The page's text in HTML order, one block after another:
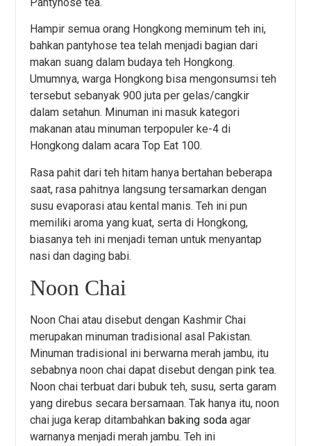
Hampir semua orang Hongkong meminum teh ini,
bahkan pantyhose tea telah menjadi bagian dari
makan suang dalam budaya teh Hongkong.
Umumnya, warga Hongkong bisa mengonsumsi teh
tersebut sebanyak 900 juta per gelas/cangkir
dalam setahun. Minuman ini masuk kategori
makanan atau minuman terpopuler ke-4 di
Hongkong dalam acara Top Eat 100.
Rasa pahit dari teh hitam hanya bertahan beberapa
saat, rasa pahitnya langsung tersamarkan dengan
susu evaporasi atau kental manis. Teh ini pun
memiliki aroma yang kuat, serta di Hongkong,
biasanya teh ini menjadi teman untuk menyantap
nasi dan daging babi.
Noon Chai
Noon Chai atau disebut dengan Kashmir Chai
merupakan minuman tradisional asal Pakistan.
Minuman tradisional ini berwarna merah jambu, itu
sebabnya noon chai dapat disebut dengan pink tea.
Noon chai terbuat dari bubuk teh, susu, serta garam
yang direbus secara bersamaan. Tak hanya itu, noon
chai juga kerap ditambahkan baking soda agar
warnanya menjadi merah jambu. Teh ini